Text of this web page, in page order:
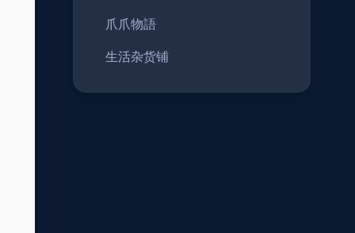
爪爪物語
生活杂货铺